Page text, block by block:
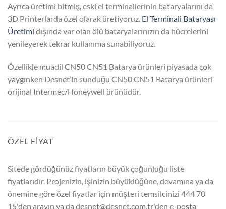
Ayrıca üretimi bitmiş, eski el terminallerinin bataryalarını da
3D Printerlarda özel olarak üretiyoruz. El Terminali Bataryası
Üretimi dışında var olan ölü bataryalarınızın da hücrelerini
yenileyerek tekrar kullanıma sunabiliyoruz.
Özellikle muadil CN50 CN51 Batarya ürünleri piyasada çok
yaygınken Desnet’in sunduğu CN50 CN51 Batarya ürünleri
orijinal Intermec/Honeywell ürünüdür.
ÖZEL FİYAT
Sitede gördüğünüz fiyatların büyük çoğunluğu liste
fiyatlarıdır. Projenizin, işinizin büyüklüğüne, devamına ya da
önemine göre özel fiyatlar için müşteri temsilcinizi 444 70
15'den arayın ya da desnet@desnet.com.tr'den e-posta